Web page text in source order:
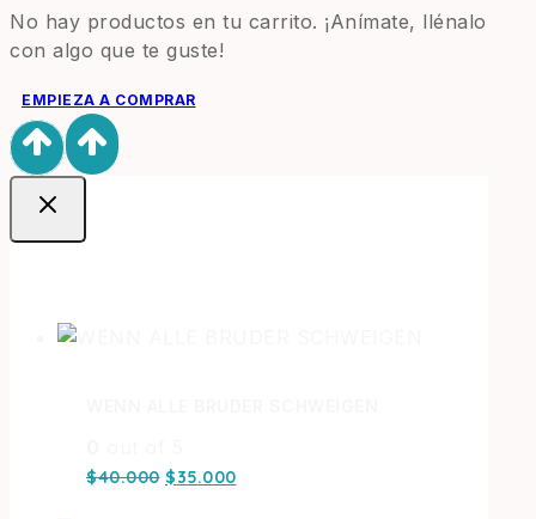
No hay productos en tu carrito. ¡Anímate, llénalo
con algo que te guste!
EMPIEZA A COMPRAR
$40.000 $35.000